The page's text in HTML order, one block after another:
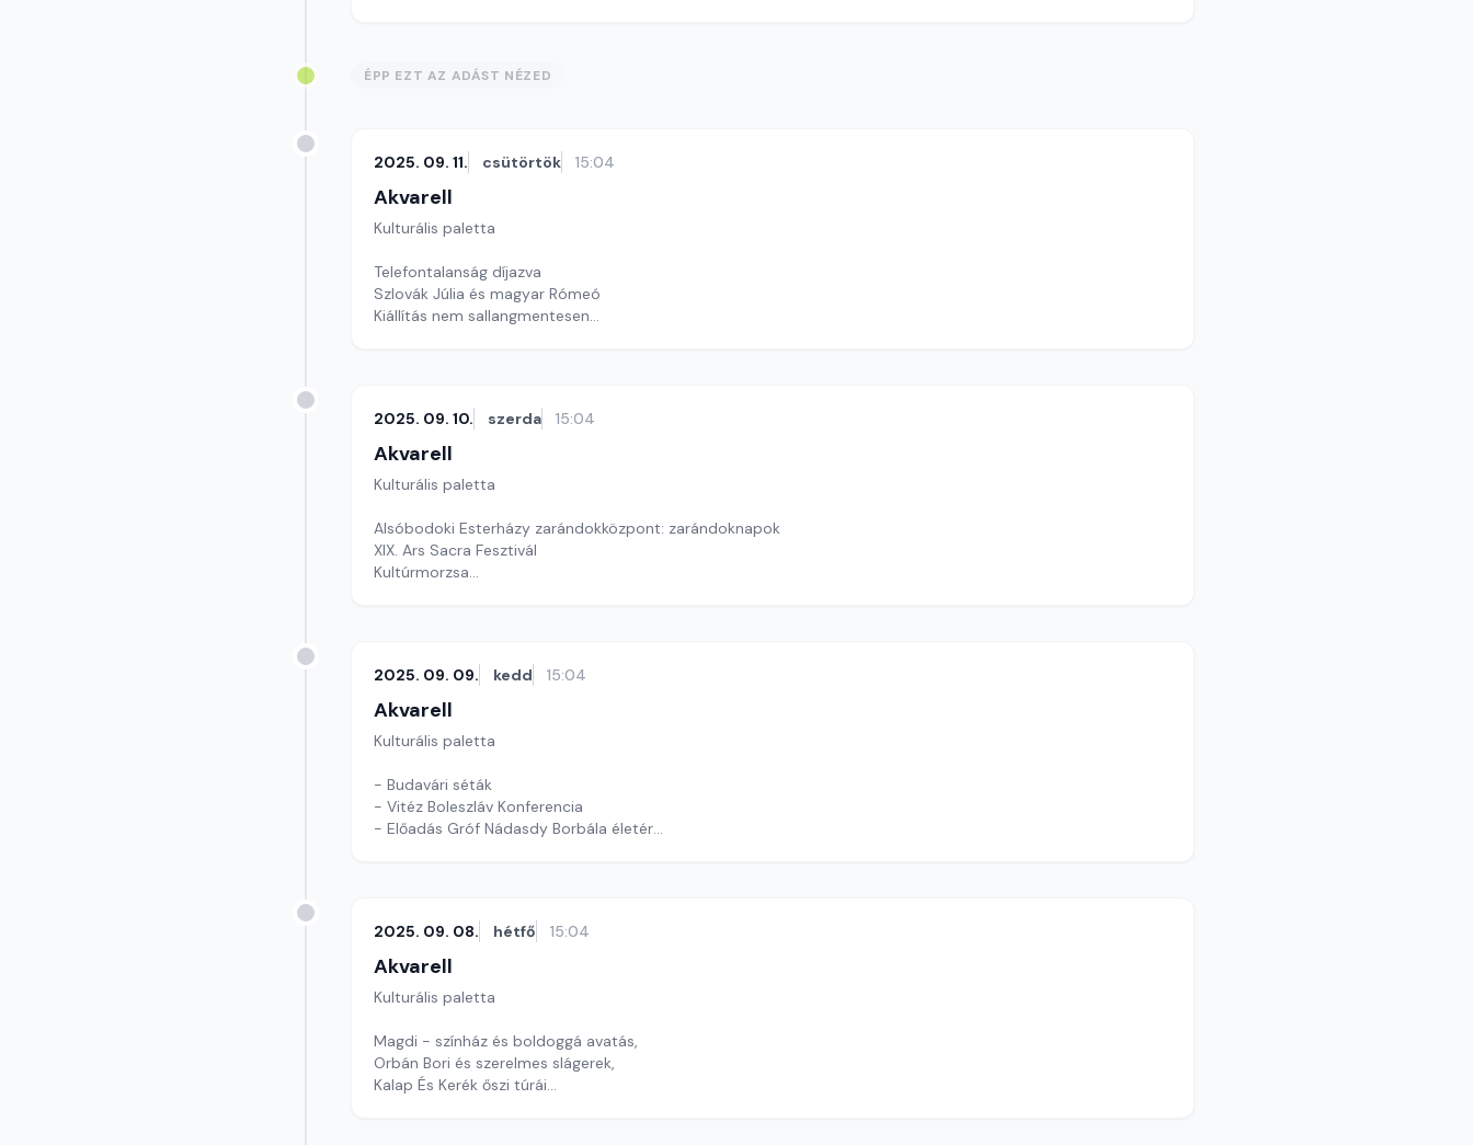
ÉPP EZT AZ ADÁST NÉZED
2025. 09. 11. csütörtök 15:04
Akvarell
Kulturális paletta
Telefontalanság díjazva
Szlovák Júlia és magyar Rómeó
Kiállítás nem sallangmentesen
2025. 09. 10. szerda 15:04
Akvarell
Kulturális paletta
Alsóbodoki Esterházy zarándokközpont: zarándoknapok
XIX. Ars Sacra Fesztivál
Kultúrmorzsa
2025. 09. 09. kedd 15:04
Akvarell
Kulturális paletta
- Budavári séták
- Vitéz Boleszláv Konferencia
- Előadás Gróf Nádasdy Borbála életéről
2025. 09. 08. hétfő 15:04
Akvarell
Kulturális paletta
Magdi - színház és boldoggá avatás,
Orbán Bori és szerelmes slágerek,
Kalap És Kerék őszi túrái